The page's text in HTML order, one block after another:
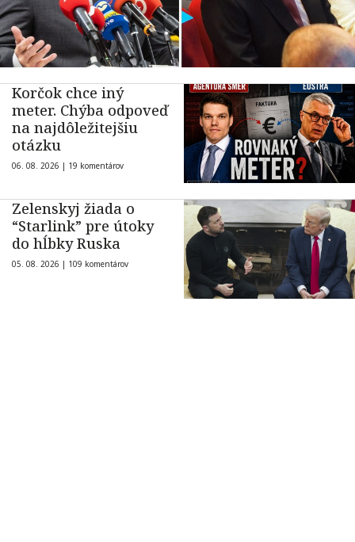
Korčok chce iný
meter. Chýba odpoveď
na najdôležitejšiu
otázku
06. 08. 2026 | 19 komentárov
Zelenskyj žiada o
“Starlink” pre útoky
do hĺbky Ruska
05. 08. 2026 | 109 komentárov